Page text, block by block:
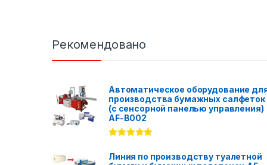
Рекомендовано
Автоматическое оборудование
производства бумажных салфеток
(с сенсорной панелью управления)
AF-B002
out of 5
Линия по производству туалетной